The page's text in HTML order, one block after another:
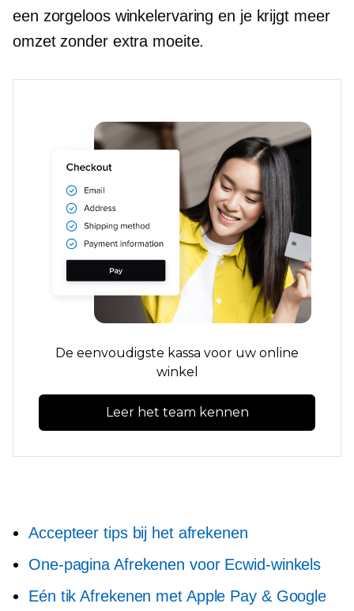
een zorgelooswinkelervaring en je krijgt meer
omzet zonder extra moeite.
De eenvoudigste kassa voor uw online
winkel
Leer het team kennen
Accepteer tips bij het afrekenen
One-pagina Afrekenen voor Ecwid-winkels
Eén tik Afrekenen met Apple Pay & Google